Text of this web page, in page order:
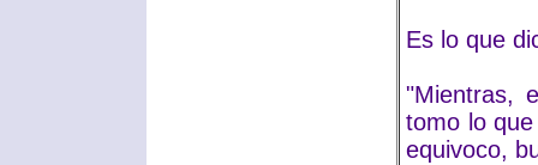
Es lo que
"Mientras,
tomo lo
equivoco,